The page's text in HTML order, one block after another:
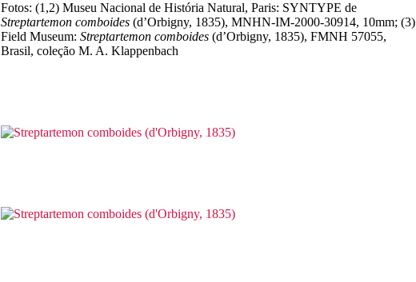
Fotos: (1,2) Museu Nacional de História Natural, Paris: SYNTYPE de
Streptartemon comboides (d’Orbigny, 1835), MNHN-IM-2000-30914, 10mm; (3)
Field Museum: Streptartemon comboides (d’Orbigny, 1835), FMNH 57055,
Brasil, coleção M. A. Klappenbach